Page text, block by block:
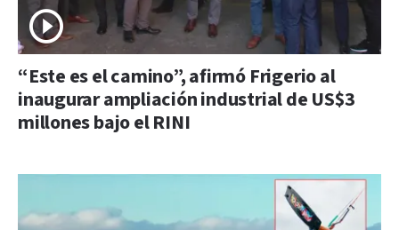
“Este es el camino”, afirmó Frigerio al
inaugurar ampliación industrial de US$3
millones bajo el RINI